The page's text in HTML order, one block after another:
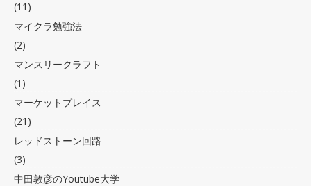
(11)
マイクラ勉強法
(2)
マンスリークラフト
(1)
マーケットプレイス
(21)
レッドストーン回路
(3)
中田敦彦のYoutube大学